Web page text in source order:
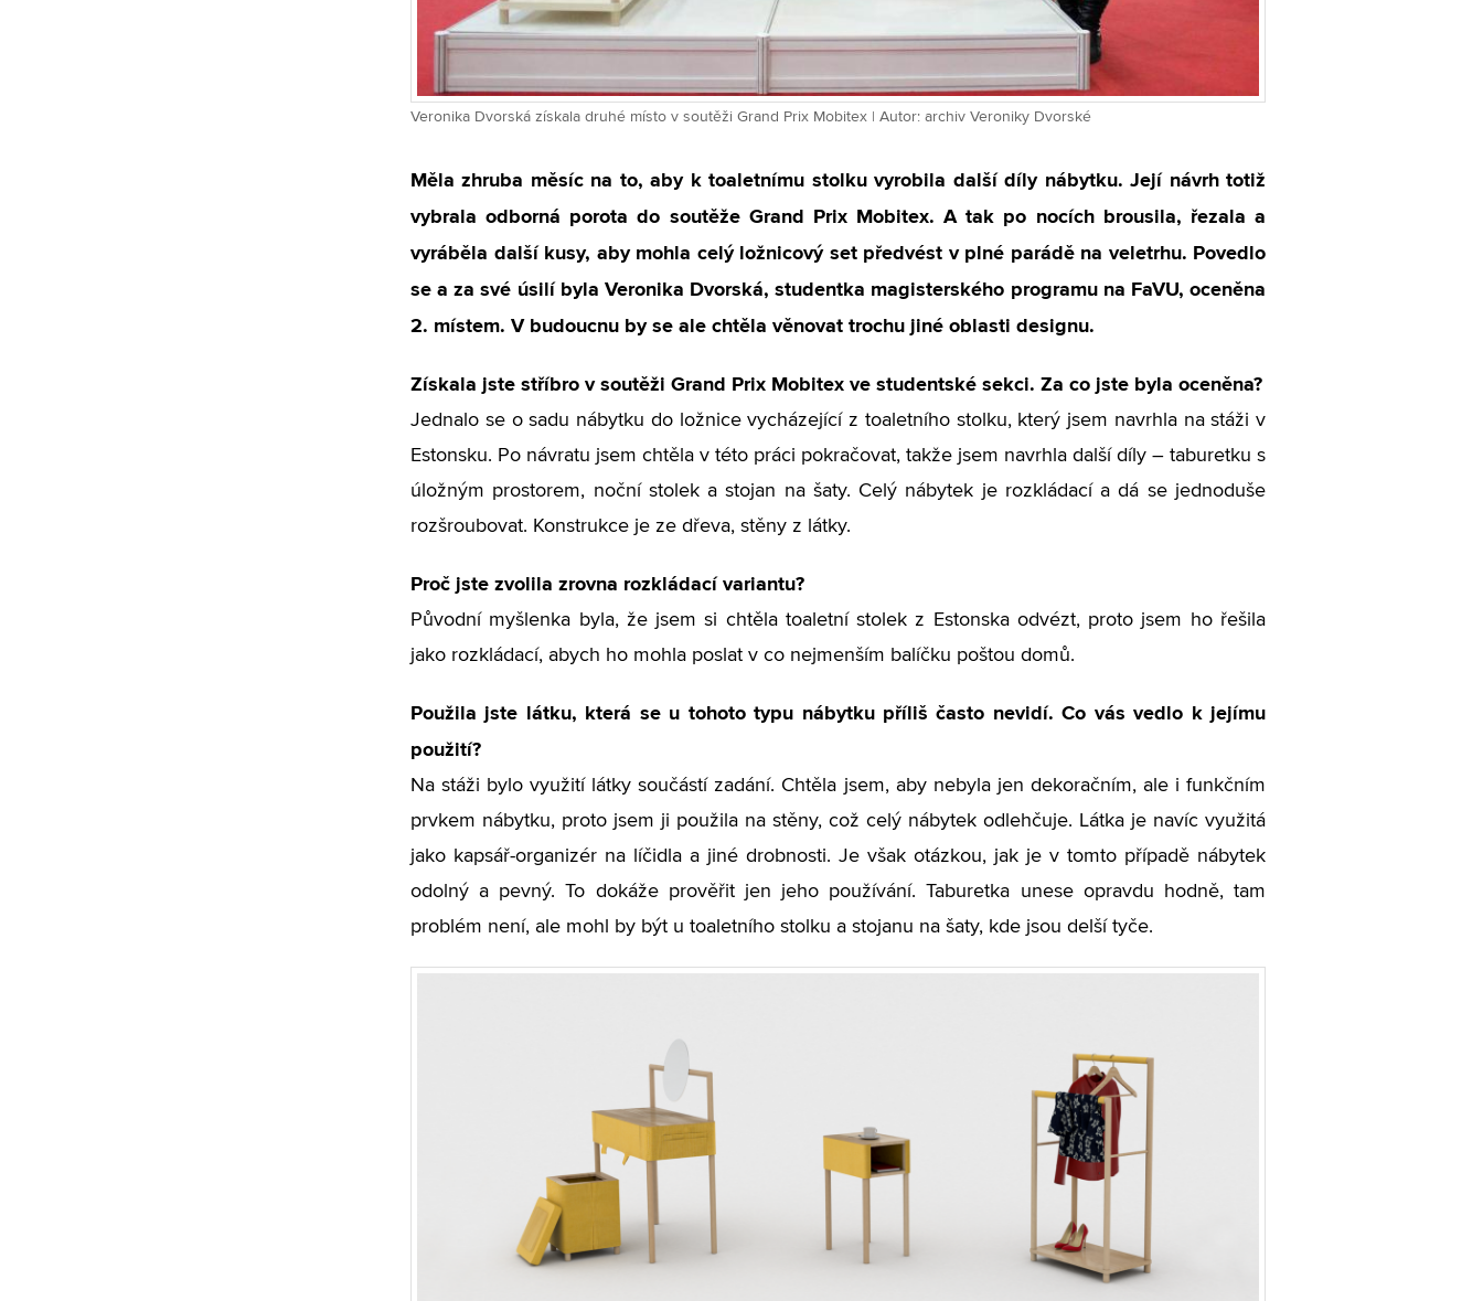
Veronika Dvorská získala druhé místo v soutěži Grand Prix Mobitex | Autor: archiv Veroniky Dvorské
Měla zhruba měsíc na to, aby k toaletnímu stolku vyrobila další díly nábytku. Její návrh totiž
vybrala odborná porota do soutěže Grand Prix Mobitex. A tak po nocích brousila, řezala a
vyráběla další kusy, aby mohla celý ložnicový set předvést v plné parádě na veletrhu. Povedlo
se a za své úsilí byla Veronika Dvorská, studentka magisterského programu na FaVU, oceněna
2. místem. V budoucnu by se ale chtěla věnovat trochu jiné oblasti designu.
Získala jste stříbro v soutěži Grand Prix Mobitex ve studentské sekci. Za co jste byla oceněna?
Jednalo se o sadu nábytku do ložnice vycházející z toaletního stolku, který jsem navrhla na stáži v
Estonsku. Po návratu jsem chtěla v této práci pokračovat, takže jsem navrhla další díly – taburetku s
úložným prostorem, noční stolek a stojan na šaty. Celý nábytek je rozkládací a dá se jednoduše
rozšroubovat. Konstrukce je ze dřeva, stěny z látky.
Proč jste zvolila zrovna rozkládací variantu?
Původní myšlenka byla, že jsem si chtěla toaletní stolek z Estonska odvézt, proto jsem ho řešila
jako rozkládací, abych ho mohla poslat v co nejmenším balíčku poštou domů.
Použila jste látku, která se u tohoto typu nábytku příliš často nevidí. Co vás vedlo k jejímu
použití?
Na stáži bylo využití látky součástí zadání. Chtěla jsem, aby nebyla jen dekoračním, ale i funkčním
prvkem nábytku, proto jsem ji použila na stěny, což celý nábytek odlehčuje. Látka je navíc využitá
jako kapsář-organizér na líčidla a jiné drobnosti. Je však otázkou, jak je v tomto případě nábytek
odolný a pevný. To dokáže prověřit jen jeho používání. Taburetka unese opravdu hodně, tam
problém není, ale mohl by být u toaletního stolku a stojanu na šaty, kde jsou delší tyče.